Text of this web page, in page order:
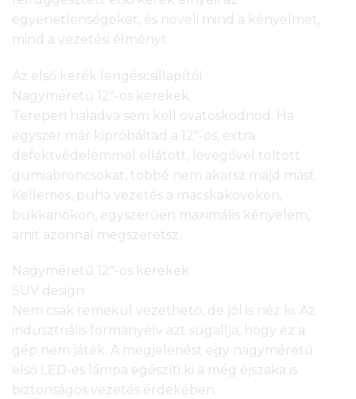
egyenetlenségeket, és növeli mind a kényelmet,
mind a vezetési élményt.
Az első kerék lengéscsillapítói
Nagyméretű 12″-os kerekek
Terepen haladva sem kell óvatoskodnod. Ha
egyszer már kipróbáltad a 12″-os, extra
defektvédelemmel ellátott, levegővel töltött
gumiabroncsokat, többé nem akarsz majd mást.
Kellemes, puha vezetés a macskaköveken,
bukkanókon, egyszerűen maximális kényelem,
amit azonnal megszeretsz.
Nagyméretű 12″-os kerekek
SUV design
Nem csak remekül vezethető, de jól is néz ki. Az
indusztriális formanyelv azt sugallja, hogy ez a
gép nem játék. A megjelenést egy nagyméretű
első LED-es lámpa egészíti ki a még éjszaka is
biztonságos vezetés érdekében.